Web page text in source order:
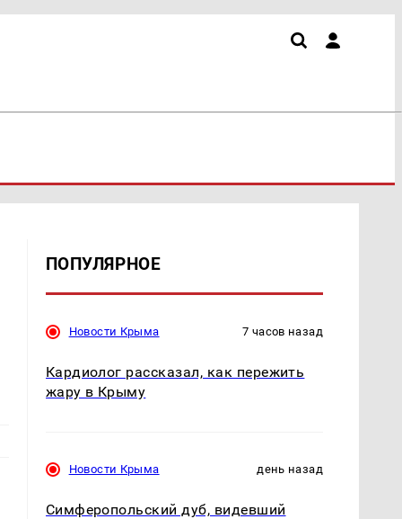
ПОПУЛЯРНОЕ
Новости Крыма 7 часов назад
Кардиолог рассказал, как пережить
жару в Крыму
Новости Крыма день назад
Симферопольский дуб, видевший